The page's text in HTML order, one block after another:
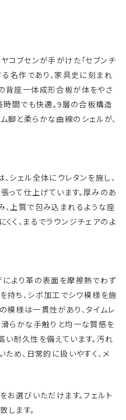
コブセンが手がけた「セブンチ
る名作であり、家具史に刻まれ
背座一体成形合板が体をやさ
時間でも快適。9層の合板構造
脚と柔らかな曲線のシェルが、
シェル全体にウレタンを施し、
って仕上げています。厚みのあ
、上質で包み込まれるような座
く、まるでラウンジチェアのよ
により革の表面を摩擦熱でわず
持ち、シボ加工でシワ模様を施
模様は一貫性があり、タイムレ
滑らかな手触りと均一な質感を
い耐久性を備えています。汚れ
ため、日常的に扱いやすく、メ
お選びいただけます。フェルト
ます。